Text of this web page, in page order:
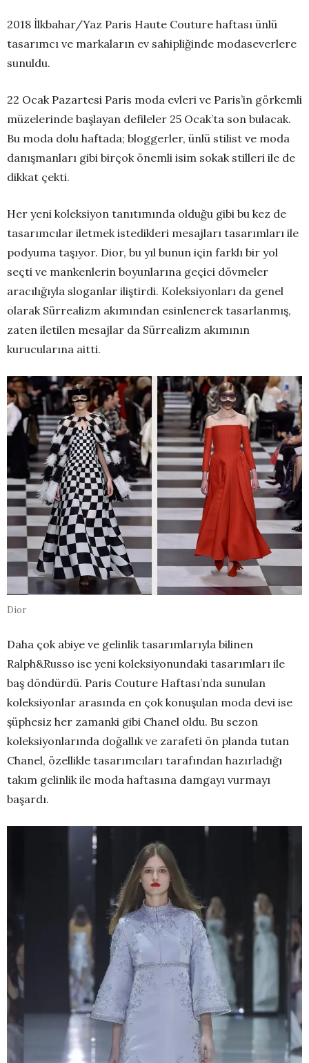
2018 İlkbahar/Yaz Paris Haute Couture haftası ünlü
tasarımcı ve markaların ev sahipliğinde modaseverlere
sunuldu.
22 Ocak Pazartesi Paris moda evleri ve Paris’in görkemli
müzelerinde başlayan defileler 25 Ocak’ta son bulacak.
Bu moda dolu haftada; bloggerler, ünlü stilist ve moda
danışmanları gibi birçok önemli isim sokak stilleri ile de
dikkat çekti.
Her yeni koleksiyon tanıtımında olduğu gibi bu kez de
tasarımcılar iletmek istedikleri mesajları tasarımları ile
podyuma taşıyor. Dior, bu yıl bunun için farklı bir yol
seçti ve mankenlerin boyunlarına geçici dövmeler
aracılığıyla sloganlar iliştirdi. Koleksiyonları da genel
olarak Sürrealizm akımından esinlenerek tasarlanmış,
zaten iletilen mesajlar da Sürrealizm akımının
kurucularına aitti.
Dior
Daha çok abiye ve gelinlik tasarımlarıyla bilinen
Ralph&Russo ise yeni koleksiyonundaki tasarımları ile
baş döndürdü. Paris Couture Haftası’nda sunulan
koleksiyonlar arasında en çok konuşulan moda devi ise
şüphesiz her zamanki gibi Chanel oldu. Bu sezon
koleksiyonlarında doğallık ve zarafeti ön planda tutan
Chanel, özellikle tasarımcıları tarafından hazırladığı
takım gelinlik ile moda haftasına damgayı vurmayı
başardı.